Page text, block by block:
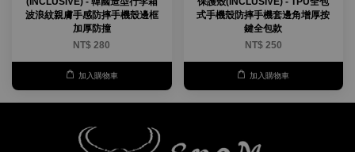
波浪紋親膚手感防摔手機殼邊框
加厚防撞
NT$ 280
加入購物車
式手機殼防摔手機套邊角增厚按
鍵全包款
NT$ 250
加入購物車